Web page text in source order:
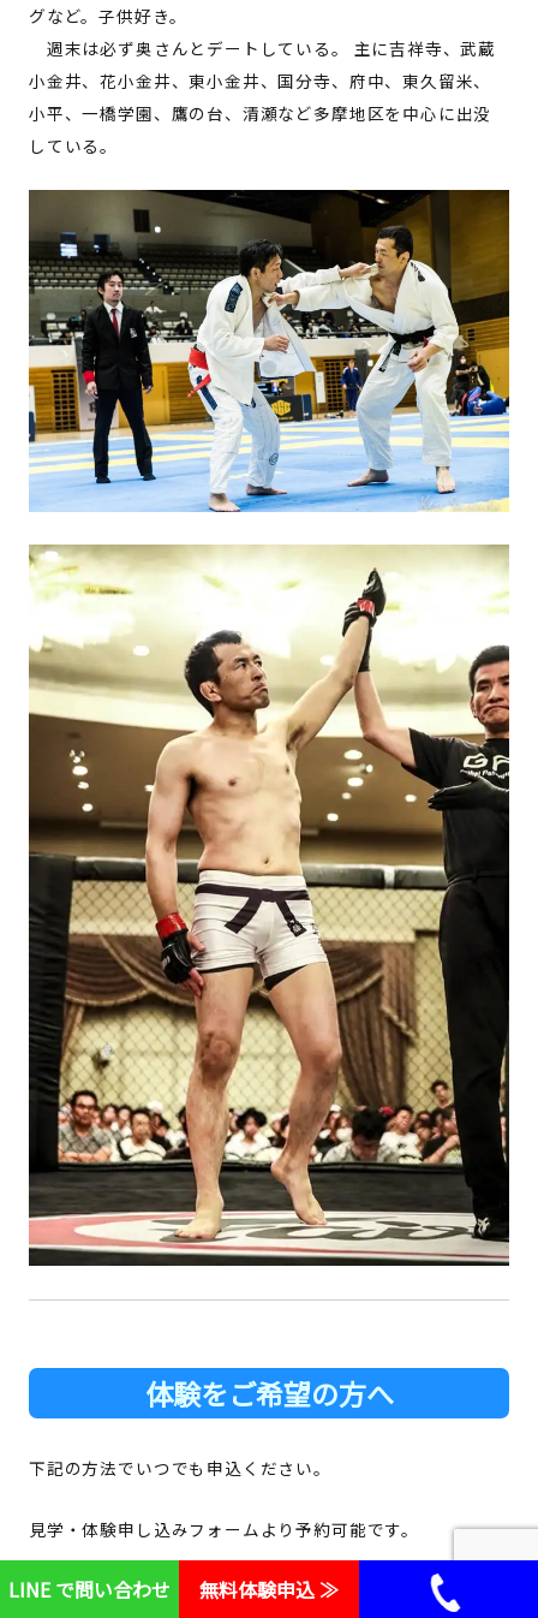
LINE で問い合わせ 無料体験申込 ≫
グなど。子供好き。
週末は必ず奥さんとデートしている。 主に吉祥寺、武蔵
小金井、花小金井、東小金井、国分寺、府中、東久留米、
小平、一橋学園、鷹の台、清瀬など多摩地区を中心に出没
している。
体験をご希望の方へ
下記の方法でいつでも申込ください。
見学・体験申し込みフォームより予約可能です。